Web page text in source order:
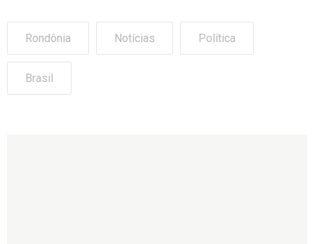
Rondônia Notícias Política
Brasil